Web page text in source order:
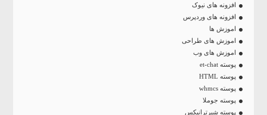
افزونه های نیوک
افزونه های وردپرس
اموزش ها
اموزش های طراحی
اموزش های وب
پوسته et-chat
پوسته HTML
پوسته whmcs
پوسته جوملا
پوسته شیرترانیکس